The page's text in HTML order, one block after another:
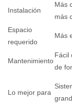
Instalación
Más
más
Espacio
requerido
Más
Mantenimiento
Fácil
de
Lo mejor para